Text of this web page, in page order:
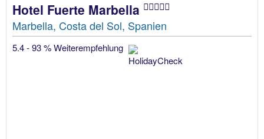
Hotel Fuerte Marbella
Marbella, Costa del Sol, Spanien
5.4 - 93 % Weiterempfehlung